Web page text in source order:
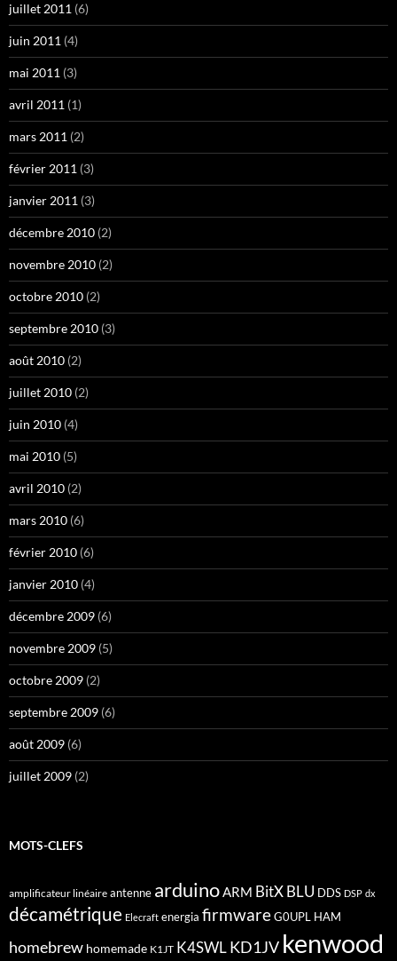
juillet 2011 (6)
juin 2011 (4)
mai 2011 (3)
avril 2011 (1)
mars 2011 (2)
février 2011 (3)
janvier 2011 (3)
décembre 2010 (2)
novembre 2010 (2)
octobre 2010 (2)
septembre 2010 (3)
août 2010 (2)
juillet 2010 (2)
juin 2010 (4)
mai 2010 (5)
avril 2010 (2)
mars 2010 (6)
février 2010 (6)
janvier 2010 (4)
décembre 2009 (6)
novembre 2009 (5)
octobre 2009 (2)
septembre 2009 (6)
août 2009 (6)
juillet 2009 (2)
MOTS-CLEFS
amplificateur linéaire antenne arduinoARM BitX BLU DDS DSP dx
décamétrique Elecraft energia firmwareG0UPL HAM
homebrew homemade K1JT K4SWL KD1JV kenwood